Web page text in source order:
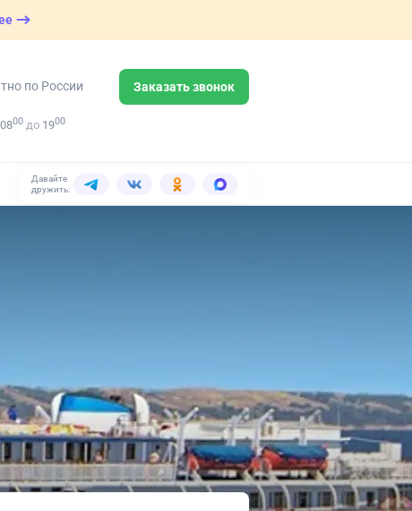
по России Заказать звонок
0800 до 1900
Давайте
дружить: